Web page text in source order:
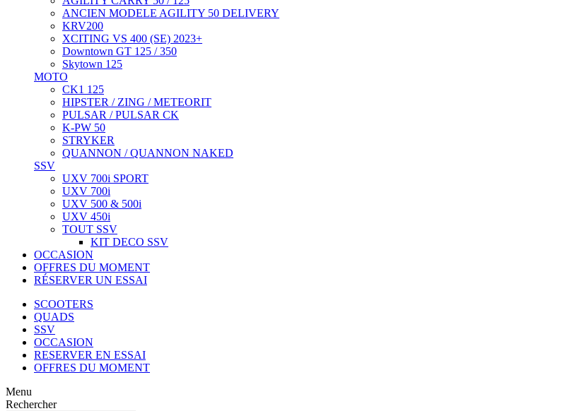
ANCIEN MODELE AGILITY 50 DELIVERY
KRV200
XCITING VS 400 (SE) 2023+
Downtown GT 125 / 350
Skytown 125
MOTO
CK1 125
HIPSTER / ZING / METEORIT
PULSAR / PULSAR CK
K-PW 50
STRYKER
QUANNON / QUANNON NAKED
SSV
UXV 700i SPORT
UXV 700i
UXV 500 & 500i
UXV 450i
TOUT SSV
KIT DECO SSV
OCCASION
OFFRES DU MOMENT
RÉSERVER UN ESSAI
SCOOTERS
QUADS
SSV
OCCASION
RESERVER EN ESSAI
OFFRES DU MOMENT
Menu
Rechercher